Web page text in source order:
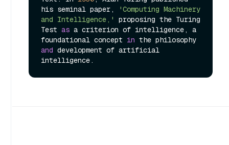
his seminal paper,
'Computing Machinery
and Intelligence,'
proposing the Turing
Test as a criterion of intelligence, a
foundational concept in
and development of artificial